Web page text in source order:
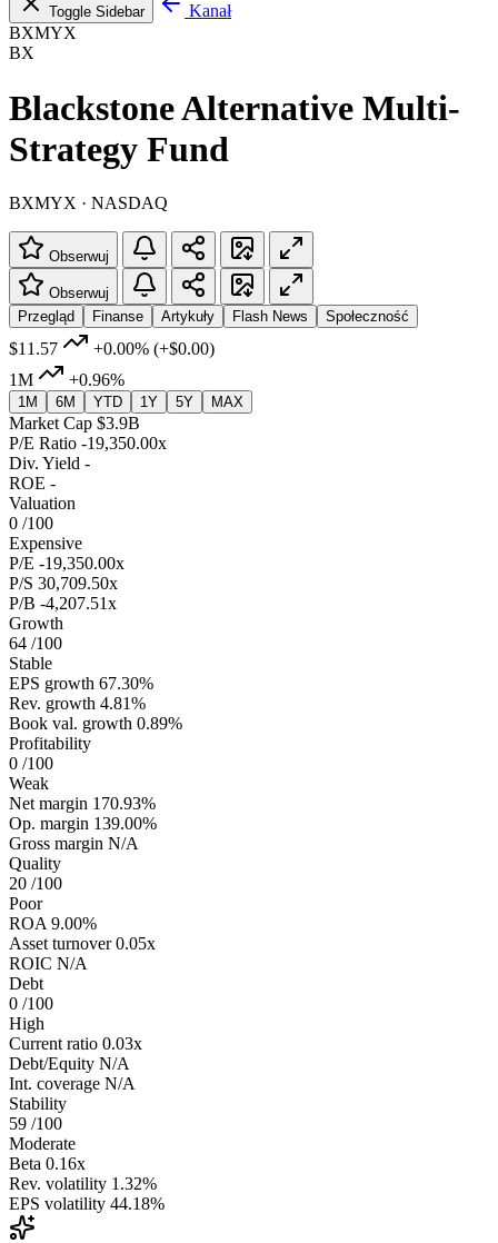
Toggle Sidebar
Kanał
BXMYX
BX
Blackstone Alternative Multi-
Strategy Fund
BXMYX · NASDAQ
Obserwuj
Obserwuj
Przegląd
Finanse Artykuły Flash News Społeczność
$11.57 +0.00% (+$0.00)
1M
+0.96%
1M 6M YTD 1Y 5Y MAX
Market Cap $3.9B
P/E Ratio -19,350.00x
Div. Yield -
ROE -
Valuation
0 /100
Expensive
P/E -19,350.00x
P/S 30,709.50x
P/B -4,207.51x
Growth
64 /100
Stable
EPS growth 67.30%
Rev. growth 4.81%
Book val. growth 0.89%
Profitability
0 /100
Weak
Net margin 170.93%
Op. margin 139.00%
Gross margin N/A
Quality
20 /100
Poor
ROA 9.00%
Asset turnover 0.05x
ROIC N/A
Debt
0 /100
High
Current ratio 0.03x
Debt/Equity N/A
Int. coverage N/A
Stability
59 /100
Moderate
Beta 0.16x
Rev. volatility 1.32%
EPS volatility 44.18%